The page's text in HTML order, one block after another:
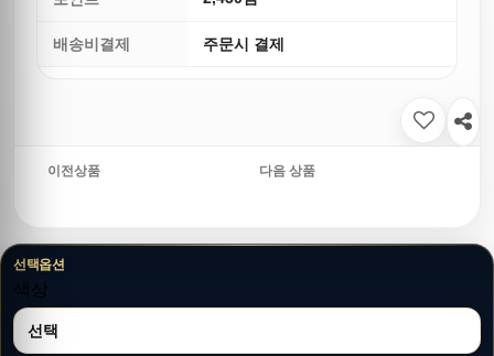
배송비결제 주문시 결제
이전상품 다음 상품
선택옵션
색상